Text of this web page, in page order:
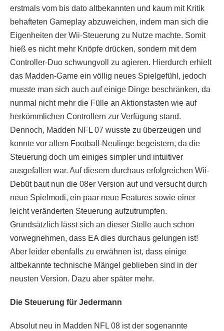
erstmals vom bis dato altbekannten und kaum mit Kritik
behafteten Gameplay abzuweichen, indem man sich die
Eigenheiten der Wii-Steuerung zu Nutze machte. Somit
hieß es nicht mehr Knöpfe drücken, sondern mit dem
Controller-Duo schwungvoll zu agieren. Hierdurch erhielt
das Madden-Game ein völlig neues Spielgefühl, jedoch
musste man sich auch auf einige Dinge beschränken, da
nunmal nicht mehr die Fülle an Aktionstasten wie auf
herkömmlichen Controllern zur Verfügung stand.
Dennoch, Madden NFL 07 wusste zu überzeugen und
konnte vor allem Football-Neulinge begeistern, da die
Steuerung doch um einiges simpler und intuitiver
ausgefallen war. Auf diesem durchaus erfolgreichen Wii-
Debüt baut nun die 08er Version auf und versucht durch
neue Spielmodi, ein paar neue Features sowie einer
leicht veränderten Steuerung aufzutrumpfen.
Grundsätzlich lässt sich an dieser Stelle auch schon
vorwegnehmen, dass EA dies durchaus gelungen ist!
Aber leider ebenfalls zu erwähnen ist, dass einige
altbekannte technische Mängel geblieben sind in der
neusten Version. Dazu aber später mehr.
Die Steuerung für Jedermann
Absolut neu in Madden NFL 08 ist der sogenannte